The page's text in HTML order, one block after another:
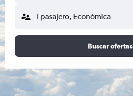
1 pasajero, Económica
Buscar ofertas